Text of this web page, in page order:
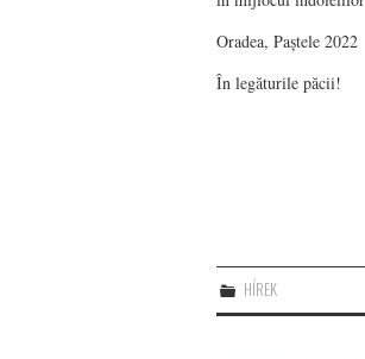
Oradea, Paștele 2022
În legăturile păcii!
HÍREK